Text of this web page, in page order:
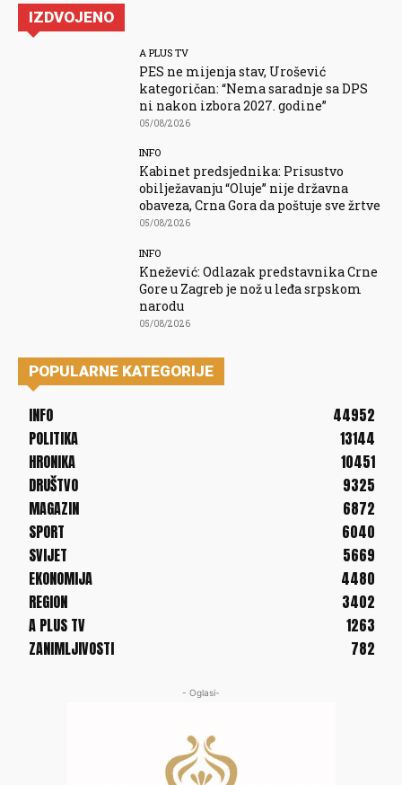
IZDVOJENO
A PLUS TV
PES ne mijenja stav, Urošević
kategoričan: “Nema saradnje sa DPS
ni nakon izbora 2027. godine”
05/08/2026
INFO
Kabinet predsjednika: Prisustvo
obilježavanju “Oluje” nije državna
obaveza, Crna Gora da poštuje sve žrtve
05/08/2026
INFO
Knežević: Odlazak predstavnika Crne
Gore u Zagreb je nož u leđa srpskom
narodu
05/08/2026
POPULARNE KATEGORIJE
INFO
44952
POLITIKA
13144
HRONIKA
10451
DRUŠTVO
9325
MAGAZIN
6872
SPORT
6040
SVIJET
5669
EKONOMIJA
4480
REGION
3402
A PLUS TV
1263
ZANIMLJIVOSTI
782
- Oglasi-